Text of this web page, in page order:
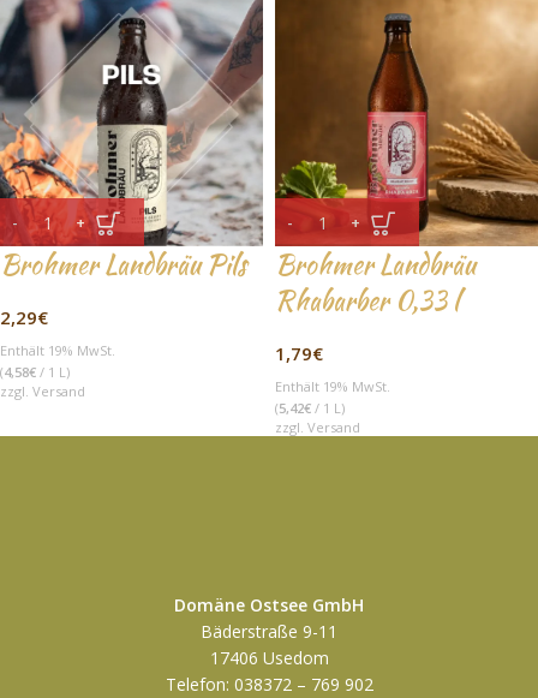
Brohmer Landbräu Pils
2,29€
Enthält 19% MwSt.
(4,58€ / 1 L)
zzgl. Versand
Brohmer Landbräu
Rhabarber 0,33 l
1,79€
Enthält 19% MwSt.
(5,42€ / 1 L)
zzgl. Versand
Domäne Ostsee GmbH
Bäderstraße 9-11
17406 Usedom
Telefon: 038372 – 769 902